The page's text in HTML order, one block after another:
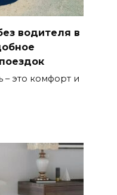
водителя в
– это комфорт и